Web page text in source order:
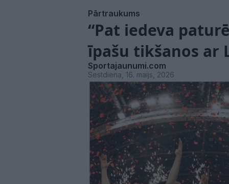
Pārtraukums
“Pat iedeva
īpašu tikšanos ar
Sportajaunumi.com
Sestdiena, 16. maijs, 2026